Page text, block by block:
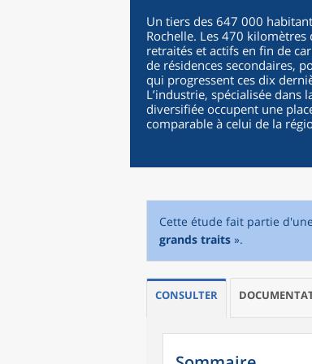
Un tiers des 647 000
Rochelle. Les 470
retraités et actifs en fin de
de résidences secondaires,
qui progressent ces dix
L’industrie, spécialisée
diversifiée occupent une
comparable à celui de la
Cette étude fait partie
grands traits ».
CONSULTER